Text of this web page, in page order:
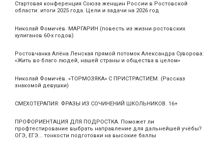
Стартовая конференция Союза женщин России в Ростовской
области: итоги 2025 года. Цели и задачи на 2026 год
Николай Фомичёв. МАРГАРИН (повесть из жизни ростовских
хулиганов 60-х годов)
Ростовчанка Алёна Ленская прямой потомок Александра Суворова:
«Жить во благо людей, нашей страны и общества в целом»
Николай Фомичёв. «ТОРМОЗЯКА» С ПРИСТРАСТИЕМ. (Рассказ
знакомой девушки)
СМЕХОТЕРАПИЯ: ФРАЗЫ ИЗ СОЧИНЕНИЙ ШКОЛЬНИКОВ. 16+
ПРОФОРИЕНТАЦИЯ ДЛЯ ПОДРОСТКА. Поможет ли
профтестирование выбрать направление для дальнейшей учёбы?
ОГЭ, ЕГЭ... тонкости подготовки на высокие баллы